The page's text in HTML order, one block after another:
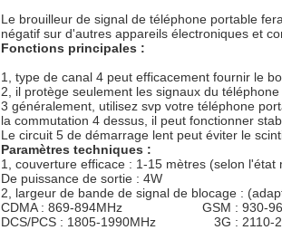
Le brouilleur de signal de téléphone portable
négatif sur d'autres appareils électroniques et
Fonctions principales :
1, type de canal 4 peut efficacement fournir le
2, il protège seulement les signaux du
3 généralement, utilisez svp votre téléphone
la commutation 4 dessus, il peut fonctionner
Le circuit 5 de démarrage lent peut éviter le
Paramètres techniques :
1, couverture efficace : 1-15 mètres (selon
De puissance de sortie : 4W
2, largeur de bande de signal de blocage :
CDMA : 869-894MHz GSM : 930-960
DCS/PCS : 1805-1990MHz 3G : 2110-